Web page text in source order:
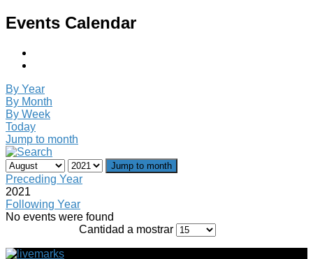
Events Calendar
By Year
By Month
By Week
Today
Jump to month
Jump to month
Preceding Year
2021
Following Year
No events were found
Cantidad a mostrar